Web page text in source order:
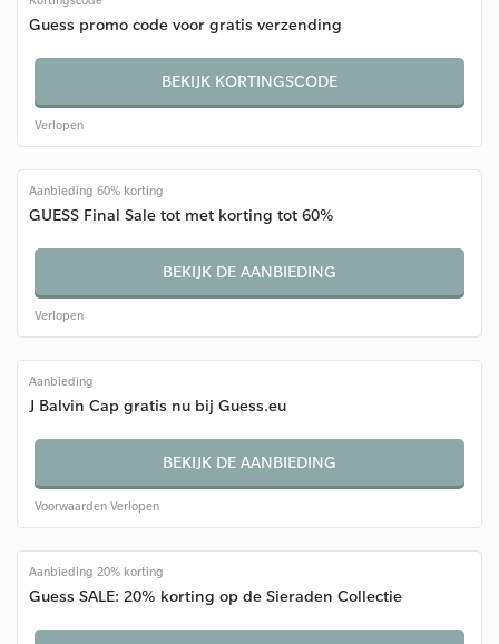
Guess promo code voor gratis verzending
BEKIJK KORTINGSCODE
Verlopen
Aanbieding 60% korting
GUESS Final Sale tot met korting tot 60%
BEKIJK DE AANBIEDING
Verlopen
Aanbieding
J Balvin Cap gratis nu bij Guess.eu
BEKIJK DE AANBIEDING
Voorwaarden Verlopen
Aanbieding 20% korting
Guess SALE: 20% korting op de Sieraden Collectie